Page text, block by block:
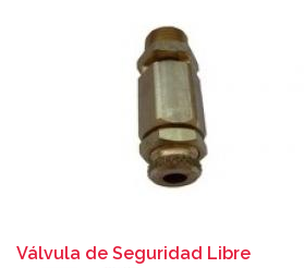
Válvula de Seguridad Libre